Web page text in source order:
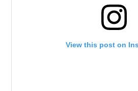
View this post on